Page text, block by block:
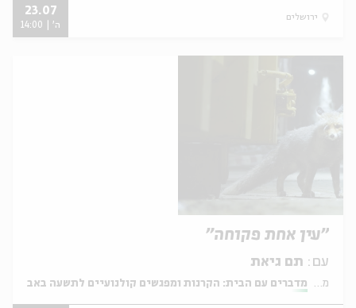
ירושלים
23.07
ה' | 14:00
"עין אחת פקוחה"
עם:
מתוך: מדברים עם הבית: הקרנות ומפגשים קולנועיים לתשעה באב